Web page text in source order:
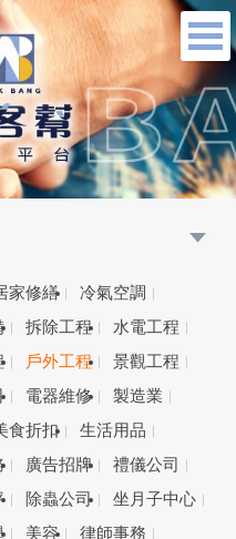
家修繕
冷氣空調
拆除工程
水電工程
戶外工程
景觀工程
電器維修
製造業
食折扣
生活用品
廣告招牌
禮儀公司
除蟲公司
坐月子中心
美容
律師事務